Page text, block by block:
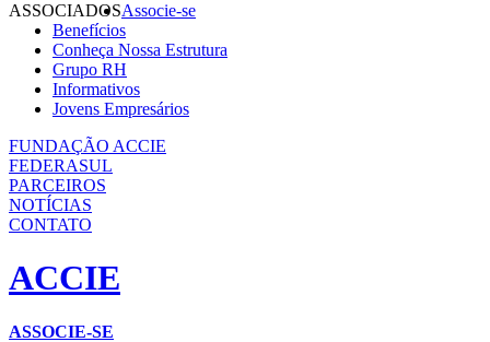
ASSOCIADOSAssocie-se
Benefícios
Conheça Nossa Estrutura
Grupo RH
Informativos
Jovens Empresários
FUNDAÇÃO ACCIE
FEDERASUL
PARCEIROS
NOTÍCIAS
CONTATO
ACCIE
ASSOCIE-SE